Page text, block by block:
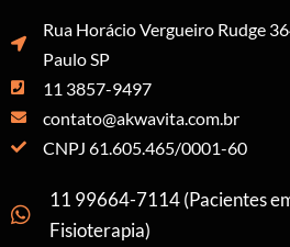
Rua Horácio Vergueiro Rudge
Paulo SP
11 3857-9497
contato@akwavita.com.br
CNPJ 61.605.465/0001-60
11 99664-7114 (Pacientes
Fisioterapia)